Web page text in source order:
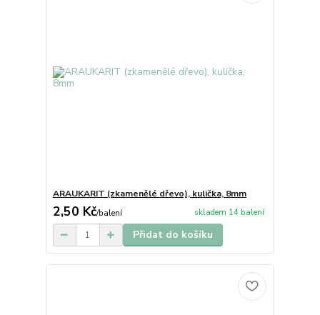
ARAUKARIT (zkamenělé dřevo), kulička, 8mm
2,50 Kč/balení skladem 14 balení
Přidat do košíku